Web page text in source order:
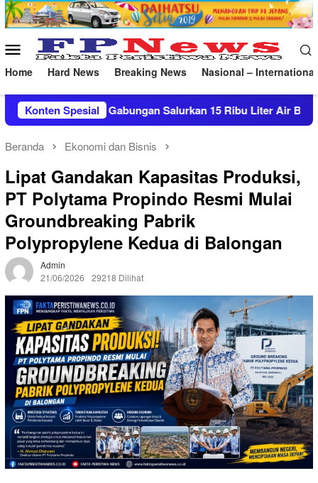
Loncat
ke
Menu
Mobile
Home Hard News Breaking News Nasional – International
Konten Spesial
Salurkan 15 Ribu Liter Air Bersih ke Pasekan
Beranda Ekonomi dan Bisnis
Lipat Gandakan Kapasitas Produksi,
PT Polytama Propindo Resmi Mulai
Groundbreaking Pabrik
Polypropylene Kedua di Balongan
Admin
21/06/2026
29218 Dilihat